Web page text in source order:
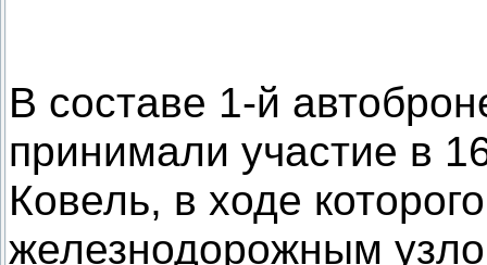
В составе 1-й
принимали участие в
Ковель, в ходе
железнодорожным